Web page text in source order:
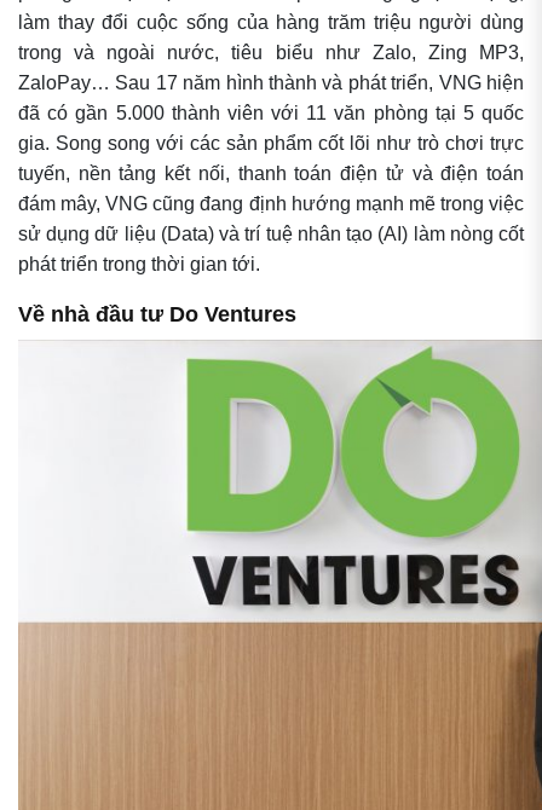
làm thay đổi cuộc sống của hàng trăm triệu người dùng
trong và ngoài nước, tiêu biểu như Zalo, Zing MP3,
ZaloPay… Sau 17 năm hình thành và phát triển, VNG hiện
đã có gần 5.000 thành viên với 11 văn phòng tại 5 quốc
gia. Song song với các sản phẩm cốt lõi như trò chơi trực
tuyến, nền tảng kết nối, thanh toán điện tử và điện toán
đám mây, VNG cũng đang định hướng mạnh mẽ trong việc
sử dụng dữ liệu (Data) và trí tuệ nhân tạo (AI) làm nòng cốt
phát triển trong thời gian tới.
Về nhà đầu tư Do Ventures